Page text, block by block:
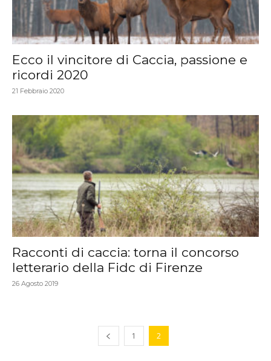
Ecco il vincitore di Caccia, passione e
ricordi 2020
21 Febbraio 2020
Racconti di caccia: torna il concorso
letterario della Fidc di Firenze
26 Agosto 2019
1 2